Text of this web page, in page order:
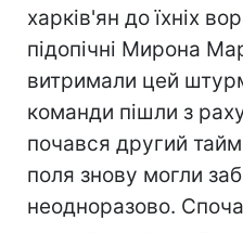
харків'ян до їхніх
підопічні Мирона
витримали цей
команди пішли з
почався другий
поля знову могли
неодноразово.